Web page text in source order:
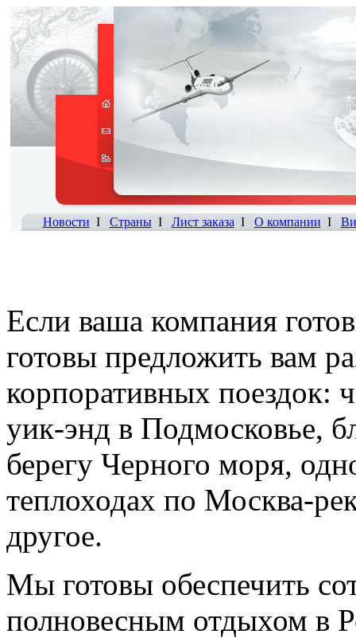
Новости I СтраныI Лист заказа I О компании I
Если ваша компания
готовы предложить вам
корпоративных поездок:
уик-энд в Подмосковье,
берегу Черного моря,
теплоходах по Москва-
другое.
Мы готовы обеспечить
полновесным отдыхом в